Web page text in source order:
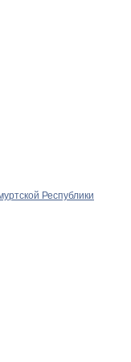
Республики